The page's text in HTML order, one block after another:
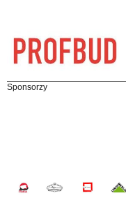
Sponsorzy